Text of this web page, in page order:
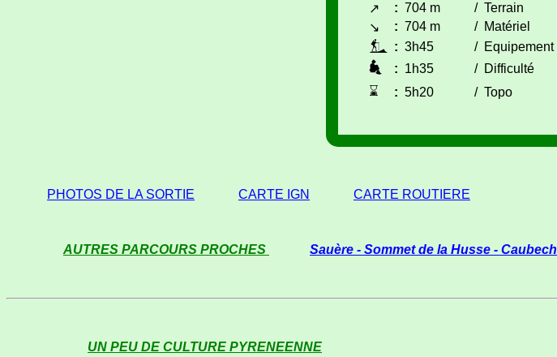
↗
: 704 m / Terrain
↘
: 704 m / Matériel
: 3h45 / Equipement
: 1h35 / Difficulté
⌛
: 5h20 / Topo
PHOTOS DE LA SORTIE CARTE IGN CARTE ROUTIERE
AUTRES PARCOURS PROCHES Sauère - Sommet de la Husse - Caubech
UN PEU DE CULTURE PYRENEENNE